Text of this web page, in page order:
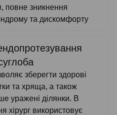
повне зникнення
та дискомфорту
зберегти здорові
та хряща, а також
уражені ділянки. В
хірург використовує